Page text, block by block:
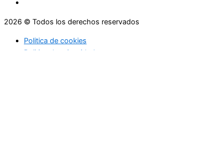
2026 © Todos los derechos reservados
Politica de cookies
Politica de privacidad